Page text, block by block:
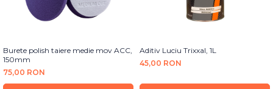
Burete polish taiere medie mov ACC,
150mm
75,00 RON
Aditiv Luciu Trixxal, 1L
45,00 RON